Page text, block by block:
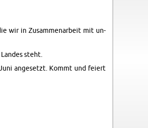
wir in Zusam­me­nar­beit mit un­
steht.
ange­setzt. Kommt und feiert